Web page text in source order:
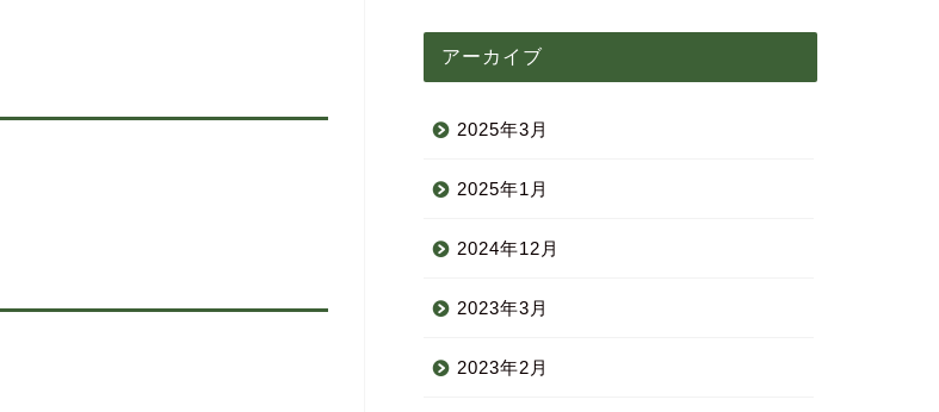
アーカイブ
2025年3月
2025年1月
2024年12月
2023年3月
2023年2月